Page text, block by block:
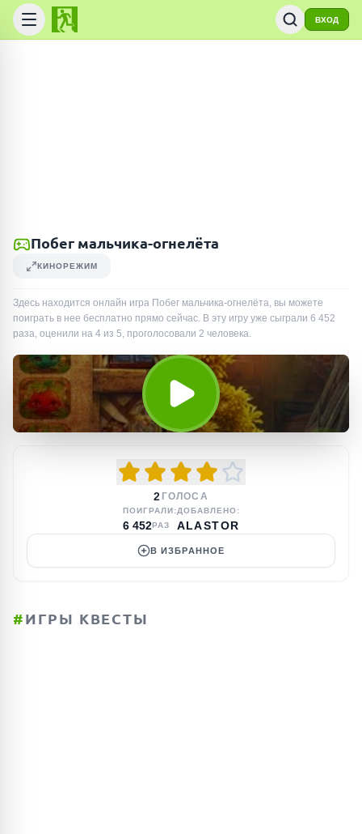
ВХОД
Побег мальчика-огнелёта
КИНОРЕЖИМ
Здесь находится онлайн игра Побег мальчика-огнелёта, вы можете
поиграть в нее бесплатно прямо сейчас. В эту игру уже сыграли 6 452
раза, оценили на 4 из 5, проголосовали 2 человека.
2 ГОЛОСА
ПОИГРАЛИ:
6 452РАЗ
ДОБАВЛЕНО:
ALASTOR
В ИЗБРАННОЕ
#ИГРЫ КВЕСТЫ